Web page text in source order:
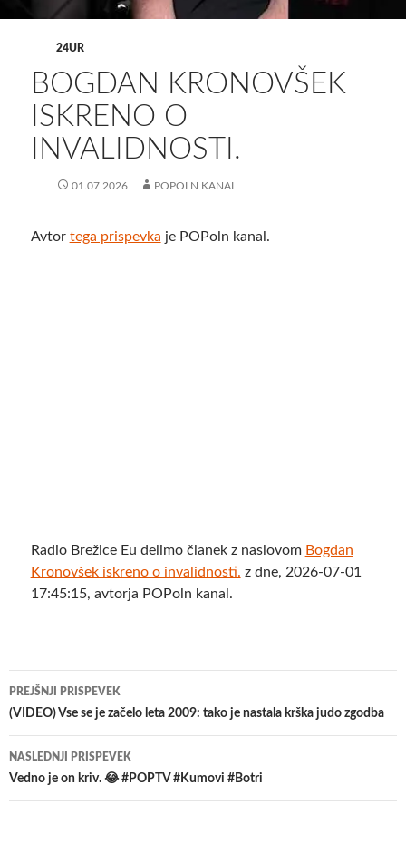
24UR
BOGDAN KRONOVŠEK
ISKRENO O
INVALIDNOSTI.
01.07.2026 POPOLN KANAL
Avtor tega prispevka je POPoln kanal.
Radio Brežice Eu delimo članek z naslovom Bogdan
Kronovšek iskreno o invalidnosti. z dne, 2026-07-01
17:45:15, avtorja POPoln kanal.
Krmarjenje
po
prispevkih
PREJŠNJI PRISPEVEK
(VIDEO) Vse se je začelo leta 2009: tako je nastala krška judo zgodba
NASLEDNJI PRISPEVEK
Vedno je on kriv. 😂 #POPTV #Kumovi #Botri